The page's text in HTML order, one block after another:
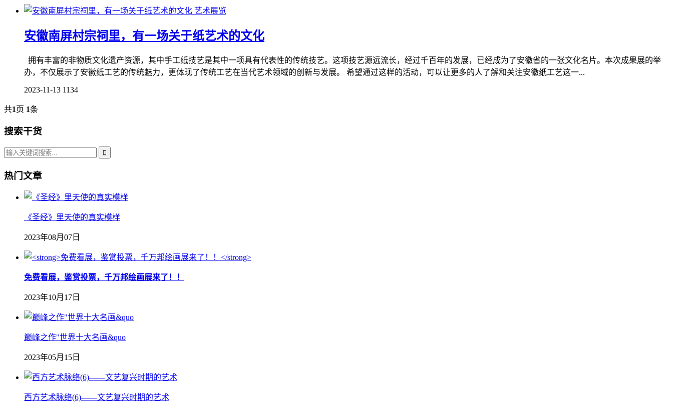
艺术展览
安徽南屏村宗祠里，有一场关于纸艺术的文化
拥有丰富的非物质文化遗产资源，其中手工纸技艺是其中一项具有代表性的传统技艺。这项技艺源远流长，经过千百年的发展，已经成为了安徽省的一张文化名片。本次成果展的举
办，不仅展示了安徽纸工艺的传统魅力，更体现了传统工艺在当代艺术领域的创新与发展。 希望通过这样的活动，可以让更多的人了解和关注安徽纸工艺这一...
2023-11-13 1134
共1页 1条
搜索干货
热门文章
《圣经》里天使的真实模样
2023年08月07日
免费看展，鉴赏投票，千万邦绘画展来了！！
2023年10月17日
巅峰之作"世界十大名画&quo
2023年05月15日
西方艺术脉络(6)——文艺复兴时期的艺术